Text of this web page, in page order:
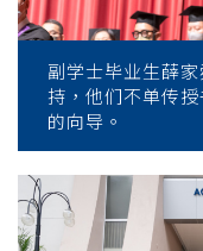
副学士毕业生薛
持，他们不单传
的向导。